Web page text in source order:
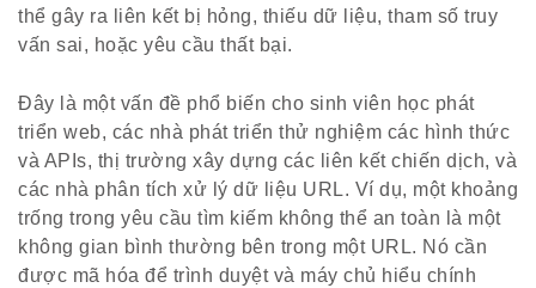
thể gây ra liên kết bị hỏng, thiếu dữ liệu, tham số truy
vấn sai, hoặc yêu cầu thất bại.
Đây là một vấn đề phổ biến cho sinh viên học phát
triển web, các nhà phát triển thử nghiệm các hình thức
và APIs, thị trường xây dựng các liên kết chiến dịch, và
các nhà phân tích xử lý dữ liệu URL. Ví dụ, một khoảng
trống trong yêu cầu tìm kiếm không thể an toàn là một
không gian bình thường bên trong một URL. Nó cần
được mã hóa để trình duyệt và máy chủ hiểu chính